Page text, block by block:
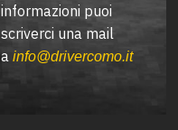
informazioni puoi
scriverci una mail
ainfo@drivercomo.it